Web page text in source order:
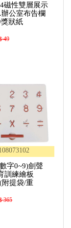
磁性雙層展示
公室布告欄
狀紙
49
字0~9)劍聲
訓練繪板
附提袋/重
365